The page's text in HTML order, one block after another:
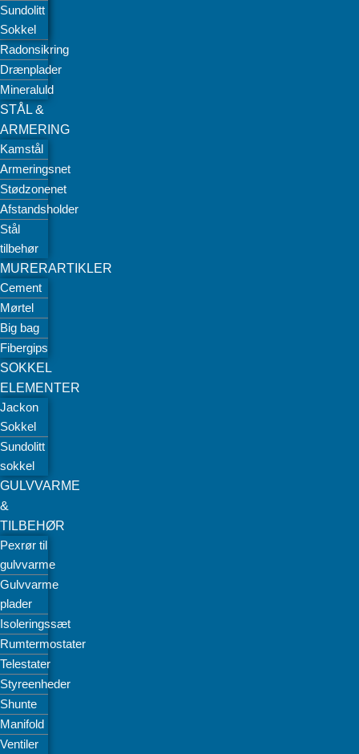
Sundolitt
Sokkel
Radonsikring
Drænplader
Mineraluld
STÅL &
ARMERING
Kamstål
Armeringsnet
Stødzonenet
Afstandsholder
Stål
tilbehør
MURERARTIKLER
Cement
Mørtel
Big bag
Fibergips
SOKKEL
ELEMENTER
Jackon
Sokkel
Sundolitt
sokkel
GULVVARME
&
TILBEHØR
Pexrør til
gulvvarme
Gulvvarme
plader
Isoleringssæt
Rumtermostater
Telestater
Styreenheder
Shunte
Manifold
Ventiler